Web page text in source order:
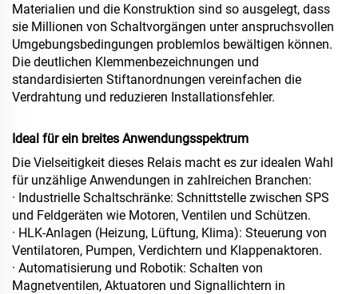
Materialien und die Konstruktion sind so ausgelegt, dass
sie Millionen von Schaltvorgängen unter anspruchsvollen
Umgebungsbedingungen problemlos bewältigen können.
Die deutlichen Klemmenbezeichnungen und
standardisierten Stiftanordnungen vereinfachen die
Verdrahtung und reduzieren Installationsfehler.
Ideal für ein breites Anwendungsspektrum
Die Vielseitigkeit dieses Relais macht es zur idealen Wahl
für unzählige Anwendungen in zahlreichen Branchen:
· Industrielle Schaltschränke: Schnittstelle zwischen SPS
und Feldgeräten wie Motoren, Ventilen und Schützen.
· HLK-Anlagen (Heizung, Lüftung, Klima): Steuerung von
Ventilatoren, Pumpen, Verdichtern und Klappenaktoren.
· Automatisierung und Robotik: Schalten von
Magnetventilen, Aktuatoren und Signallichtern in